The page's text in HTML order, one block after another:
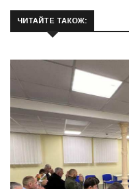
ЧИТАЙТЕ ТАКОЖ: